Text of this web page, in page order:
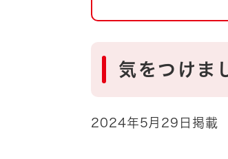
自然・環境・公園
男女共同参画
地
道路・河川・交通 ま
気をつけま
2024年5月29日掲載